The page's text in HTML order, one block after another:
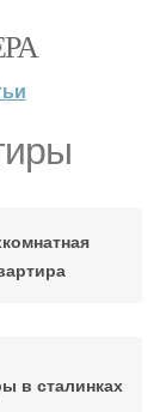
в сталинках